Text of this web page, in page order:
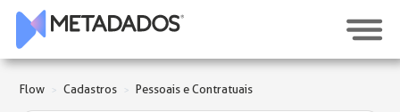
Flow Cadastros Pessoais e Contratuais